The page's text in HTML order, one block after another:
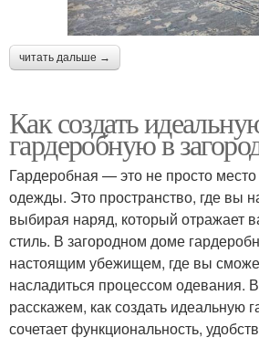
читать дальше →
Как создать
гардеробную в
Гардеробная — это не просто
одежды. Это пространство, где вы
выбирая наряд, который отражает
стиль. В загородном доме
настоящим убежищем, где вы
насладиться процессом одевания.
расскажем, как создать идеальную
сочетает функциональность,